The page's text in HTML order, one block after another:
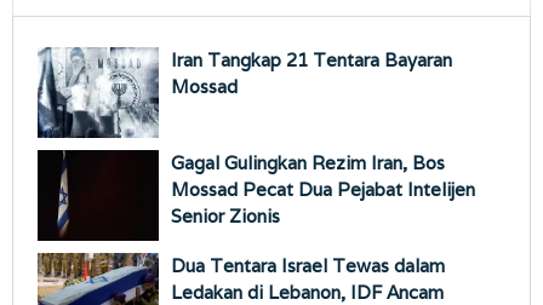
Iran Tangkap 21 Tentara Bayaran
Mossad
Gagal Gulingkan Rezim Iran, Bos
Mossad Pecat Dua Pejabat Intelijen
Senior Zionis
Dua Tentara Israel Tewas dalam
Ledakan di Lebanon, IDF Ancam